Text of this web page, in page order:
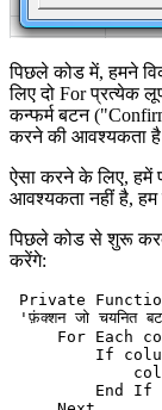
पिछले कोड में, हमने
लिए दो For प्रत्येक
कन्फर्म बटन
करने की आवश्यकता
ऐसा करने के लिए, हमें
आवश्यकता नहीं है,
पिछले कोड से शुरू
करेंगे:
Private
'फ़ंक्शन जो चयनित
For Each
If
         End If